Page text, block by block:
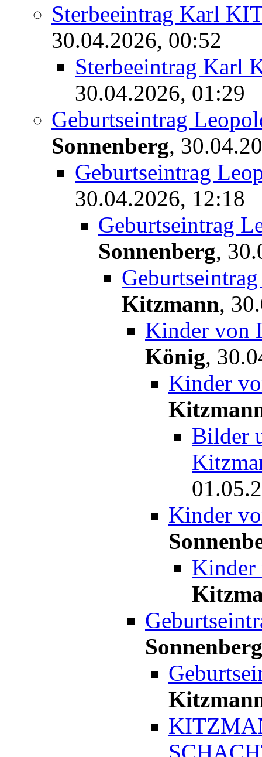
Sterbeeintrag Karl
30.04.2026, 00:52
Sterbeeintrag Karl
30.04.2026, 01:29
Geburtseintrag
Sonnenberg,
Geburtseintrag
30.04.2026, 12:18
Geburtseintrag
Sonnenberg,
Kitzmann,
Kinder von
König,
Kinder
Bilder
Kinder
Kinder
Sonnenberg